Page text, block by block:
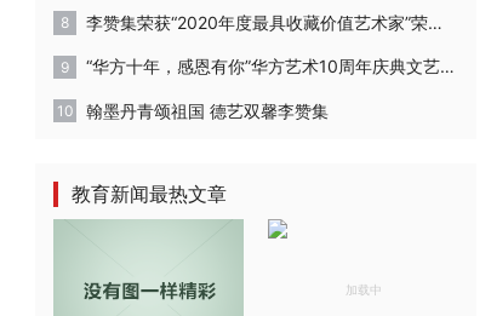
李赞集荣获“2020年度最具收藏价值艺术家”荣誉称号
“华方十年，感恩有你”华方艺术10周年庆典文艺汇演成功举办
翰墨丹青颂祖国 德艺双馨李赞集
教育新闻最热文章